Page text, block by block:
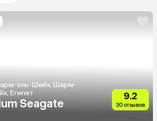
эль-Шейх, Шарм-
Египет
Seagate
9.2
30 отзывов